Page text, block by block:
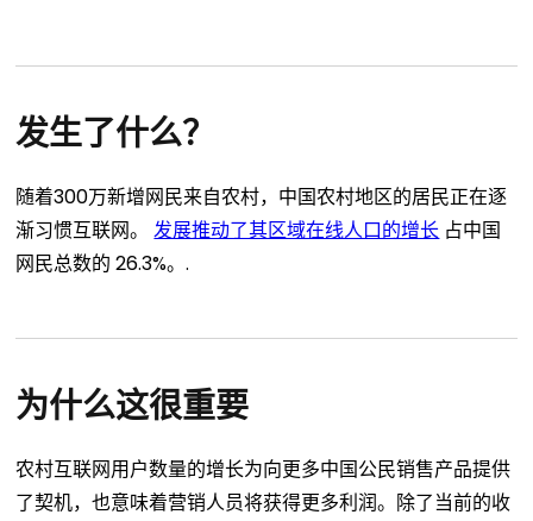
发生了什么？
随着300万新增网民来自农村，中国农村地区的居民正在逐
渐习惯互联网。发展推动了其区域在线人口的增长 占中国
网民总数的 26.3%。.
为什么这很重要
农村互联网用户数量的增长为向更多中国公民销售产品提供
了契机，也意味着营销人员将获得更多利润。除了当前的收